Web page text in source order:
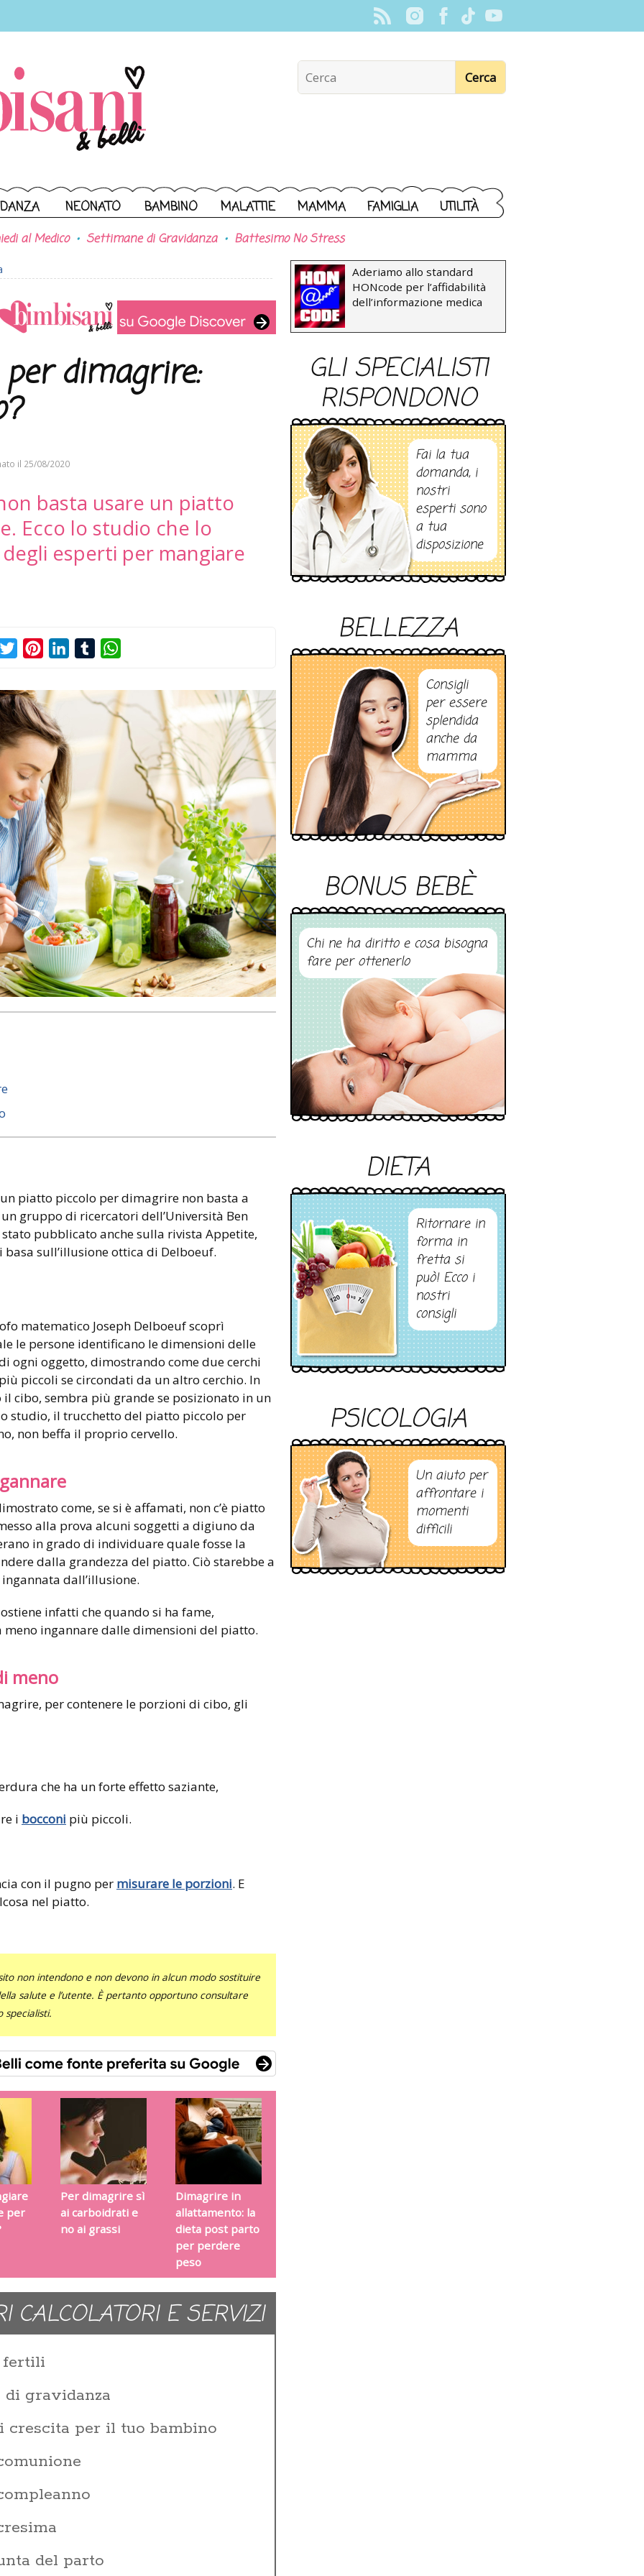
NEONATO BAMBINO MALATTIE MAMMA FAMIGLIA UTILITÀ
al Medico Settimane di Gravidanza Battesimo No Stress
dimagrire:
il 25/08/2020
basta usare un piatto
Ecco lo studio che lo
esperti per mangiare
TwitterPinterestLinkedInTumblr
piatto piccolo per dimagrire non basta a
gruppo di ricercatori dell’Università Ben
pubblicato anche sulla rivista Appetite,
sull’illusione ottica di Delboeuf.
matematico Joseph Delboeuf scoprì
le persone identificano le dimensioni delle
ogni oggetto, dimostrando come due cerchi
piccoli se circondati da un altro cerchio. In
cibo, sembra più grande se posizionato in un
studio, il trucchetto del piatto piccolo per
non beffa il proprio cervello.
come, se si è affamati, non c’è piatto
alla prova alcuni soggetti a digiuno da
in grado di individuare quale fosse la
dalla grandezza del piatto. Ciò starebbe a
dall’illusione.
infatti che quando si ha fame,
meno ingannare dalle dimensioni del piatto.
meno
per contenere le porzioni di cibo, gli
che ha un forte effetto saziante,
i bocconi più piccoli.
con il pugno per misurare le porzioni. E
nel piatto.
non intendono e non devono in alcun modo sostituire
salute e l’utente. È pertanto opportuno consultare
per
Per dimagrire sì
ai carboidrati e
no ai grassi
Dimagrire in
allattamento: la
dieta post parto
per perdere
peso
CALCOLATORI E SERVIZI
fertili
di gravidanza
per il tuo bambino
del parto
Aderiamo allo standard
HONcode per l’affidabilità
dell’informazione medica
GLI SPECIALISTI
RISPONDONO
Fai la tua
domanda, i
nostri
esperti sono
a tua
disposizione
BELLEZZA
Consigli
per essere
splendida
anche da
mamma
BONUS BEBÈ
Chi ne ha diritto e cosa bisogna
fare per ottenerlo
DIETA
Ritornare in
forma in
fretta si
può! Ecco i
nostri
consigli
PSICOLOGIA
Un aiuto per
affrontare i
momenti
difficili